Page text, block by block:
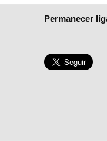
Permanecer